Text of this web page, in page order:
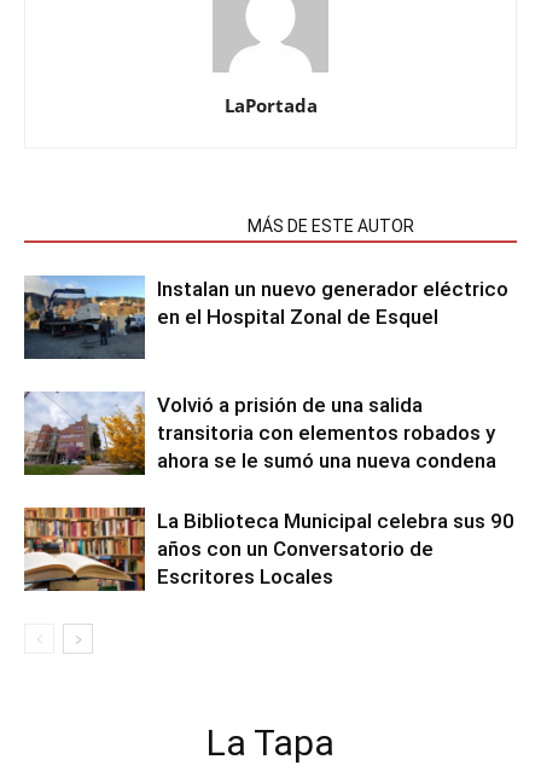
LaPortada
MÁS DE ESTE AUTOR
Instalan un nuevo generador eléctrico
en el Hospital Zonal de Esquel
Volvió a prisión de una salida
transitoria con elementos robados y
ahora se le sumó una nueva condena
La Biblioteca Municipal celebra sus 90
años con un Conversatorio de
Escritores Locales
La Tapa